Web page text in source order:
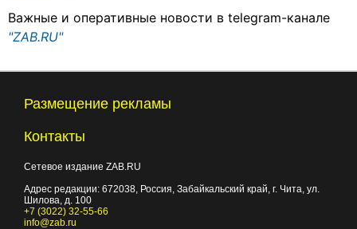
Важные и оперативные новости в telegram-канале
"ZAB.RU"
Размещение рекламы
Контакты
Сетевое издание ZAB.RU
Адрес редакции: 672038 , Россия, Забайкальский край, г. Чита ул.
Шилова, д. 100
+7 (3022) 32-55-66
info@zab.ru